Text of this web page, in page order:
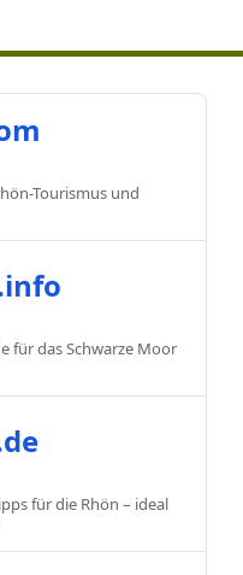
Tourismus und
für das Schwarze Moor
für die Rhön – ideal